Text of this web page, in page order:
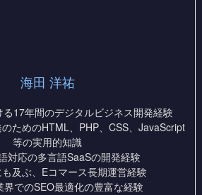
海田 洋祐
る17年間のデジタルビジネス開発経験
のためのHTML、PHP、CSS、JavaScript
等の実用的知識
対応の多言語SaaSの開発経験
も及ぶ、Eコマース長期運営経験
界でのSEO最適化の豊富な経験